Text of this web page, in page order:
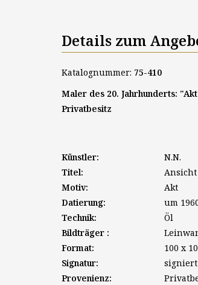
Details zum
Katalognummer: 75-410
Maler des 20. Jahrhunderts:
Privatbesitz
Künstler:
N.N.
Titel:
Ansicht
Motiv:
Akt
Datierung:
um
Technik:
Öl
Bildträger :
Format:
100 x
Signatur:
signiert
Provenienz: